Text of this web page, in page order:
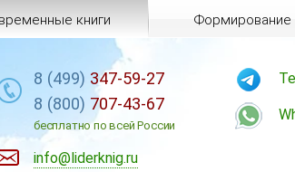
книги Формирование
8 (499) 347-59-27
8 (800) 707-43-67
бесплатно по всей России
info@liderknig.ru